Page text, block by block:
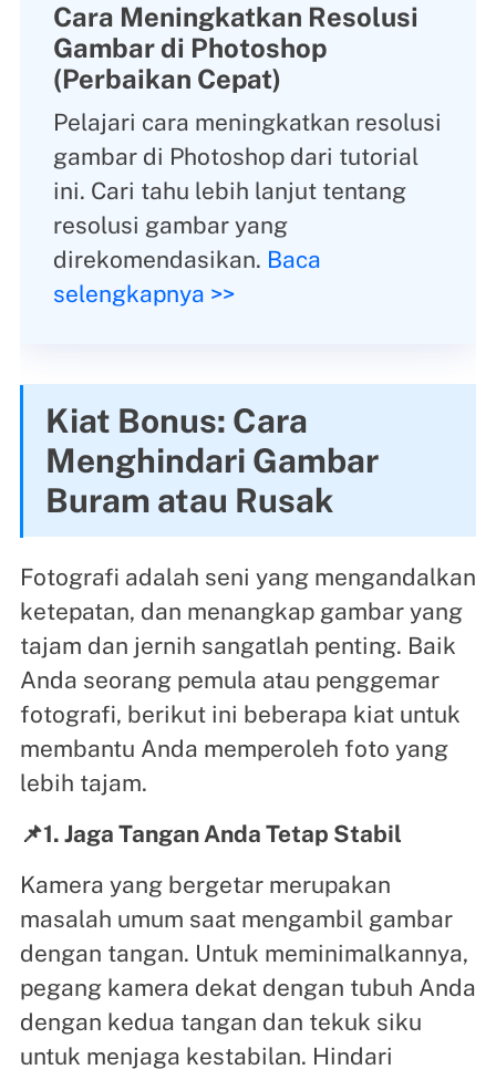
Cara Meningkatkan Resolusi
Gambar di Photoshop
(Perbaikan Cepat)
Pelajari cara meningkatkan resolusi
gambar di Photoshop dari tutorial
ini. Cari tahu lebih lanjut tentang
resolusi gambar yang
direkomendasikan. Baca
selengkapnya >>
Kiat Bonus: Cara
Menghindari Gambar
Buram atau Rusak
Fotografi adalah seni yang mengandalkan
ketepatan, dan menangkap gambar yang
tajam dan jernih sangatlah penting. Baik
Anda seorang pemula atau penggemar
fotografi, berikut ini beberapa kiat untuk
membantu Anda memperoleh foto yang
lebih tajam.
📌1. Jaga Tangan Anda Tetap Stabil
Kamera yang bergetar merupakan
masalah umum saat mengambil gambar
dengan tangan. Untuk meminimalkannya,
pegang kamera dekat dengan tubuh Anda
dengan kedua tangan dan tekuk siku
untuk menjaga kestabilan. Hindari